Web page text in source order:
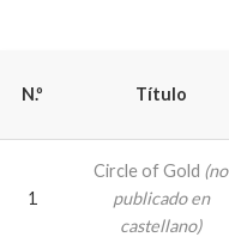
N.º Título
1
Circle of Gold (no
publicado en
castellano)